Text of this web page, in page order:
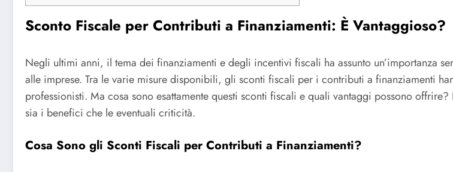
Sconto Fiscale per Contributi a Finanziamenti: È Vantaggioso?
Negli ultimi anni, il tema dei finanziamenti e degli incentivi fiscali ha assunto un’importanza
alle imprese. Tra le varie misure disponibili, gli sconti fiscali per i contributi a finanziamenti
professionisti. Ma cosa sono esattamente questi sconti fiscali e quali vantaggi possono
sia i benefici che le eventuali criticità.
Cosa Sono gli Sconti Fiscali per Contributi a Finanziamenti?